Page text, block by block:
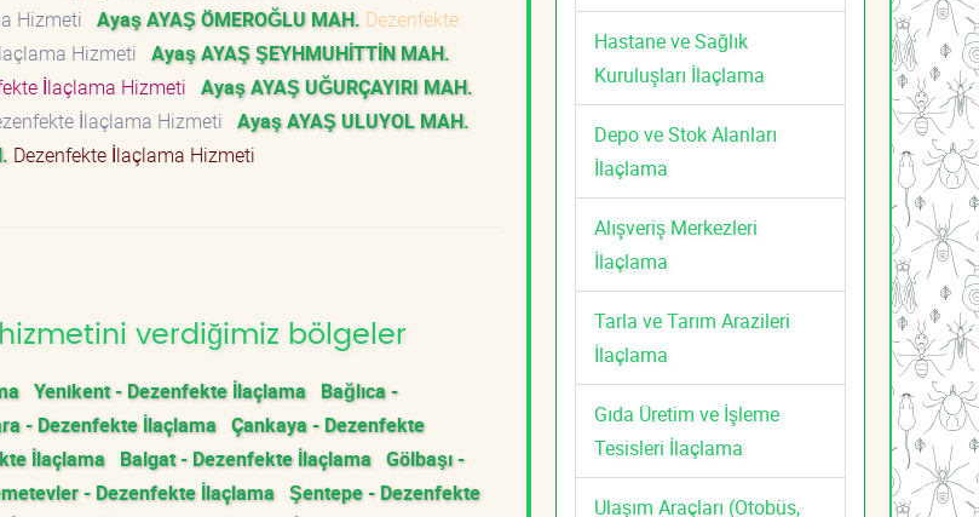
Hizmeti Ayaş AYAŞ ÖMEROĞLU MAH. Dezenfekte
Hizmeti Ayaş AYAŞ ŞEYHMUHİTTİN MAH.
İlaçlama Hizmeti Ayaş AYAŞ UĞURÇAYIRI MAH.
İlaçlama Hizmeti Ayaş AYAŞ ULUYOL MAH.
Dezenfekte İlaçlama Hizmeti
verdiğimiz bölgeler
Yenikent - Dezenfekte İlaçlama Bağlıca -
- Dezenfekte İlaçlama Çankaya - Dezenfekte
İlaçlama Balgat - Dezenfekte İlaçlama Gölbaşı -
- Dezenfekte İlaçlama Şentepe - Dezenfekte
Hastane ve Sağlık
Kuruluşları İlaçlama
Depo ve Stok Alanları
İlaçlama
Alışveriş Merkezleri
İlaçlama
Tarla ve Tarım Arazileri
İlaçlama
Gıda Üretim ve İşleme
Tesisleri İlaçlama
Ulaşım Araçları (Otobüs,